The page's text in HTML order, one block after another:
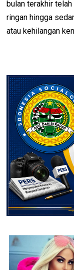
bulan terakhir
ringan hingga
atau kehilangan